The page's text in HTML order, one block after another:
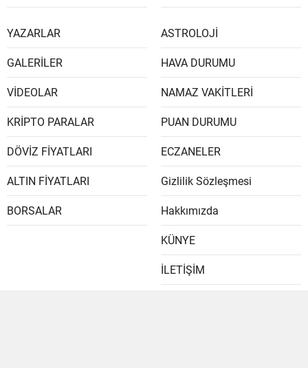
YAZARLAR
GALERİLER
VİDEOLAR
KRİPTO PARALAR
DÖVİZ FİYATLARI
ALTIN FİYATLARI
BORSALAR
ASTROLOJİ
HAVA DURUMU
NAMAZ VAKİTLERİ
PUAN DURUMU
ECZANELER
Gizlilik Sözleşmesi
Hakkımızda
KÜNYE
İLETİŞİM